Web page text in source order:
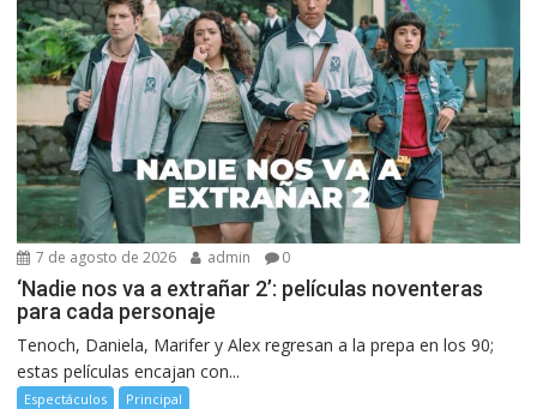
7 de agosto de 2026 admin 0
‘Nadie nos va a extrañar 2’: películas noventeras
para cada personaje
Tenoch, Daniela, Marifer y Alex regresan a la prepa en los 90;
estas películas encajan con...
Espectáculos Principal